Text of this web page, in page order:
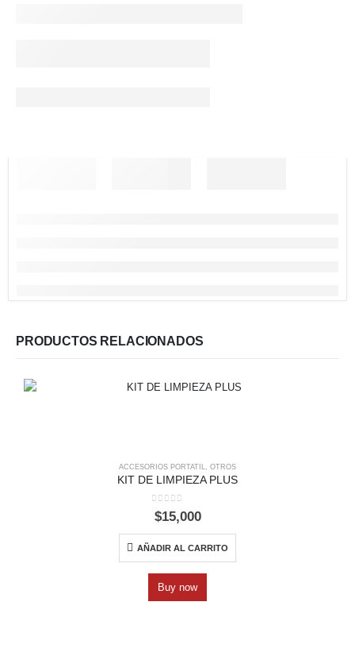
PRODUCTOS RELACIONADOS
ACCESORIOS PORTATIL, OTROS
KIT DE LIMPIEZA PLUS
0out of 5
$15,000
AÑADIR AL CARRITO
Buy now